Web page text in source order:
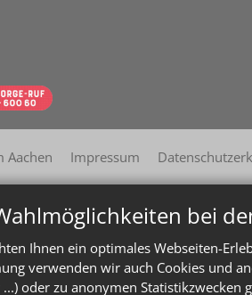
bei
Ihnen ein optimales Webseiten-
verwenden wir auch Cookies und
oder zu anonymen Statistikzwecken
Aachen Impressum